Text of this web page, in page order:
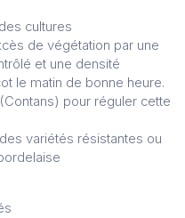
cultures
de végétation par une
et une densité
le matin de bonne heure.
pour réguler cette
variétés résistantes ou